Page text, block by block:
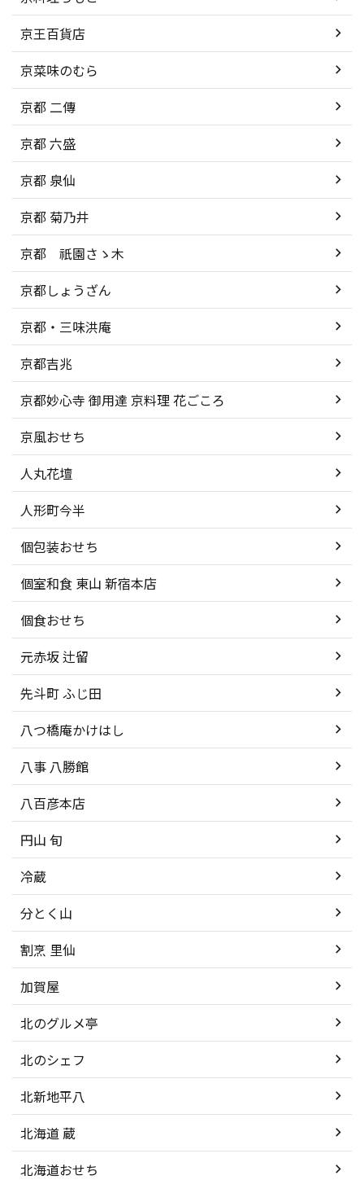
京王百貨店
京菜味のむら
京都 二傳
京都 六盛
京都 泉仙
京都 菊乃井
京都 祇園さゝ木
京都しょうざん
京都・三味洪庵
京都吉兆
京都妙心寺 御用達 京料理 花ごころ
京風おせち
人丸花壇
人形町今半
個包装おせち
個室和食 東山 新宿本店
個食おせち
元赤坂 辻留
先斗町 ふじ田
八つ橋庵かけはし
八事 八勝館
八百彦本店
円山 旬
冷蔵
分とく山
割烹 里仙
加賀屋
北のグルメ亭
北のシェフ
北新地平八
北海道 蔵
北海道おせち